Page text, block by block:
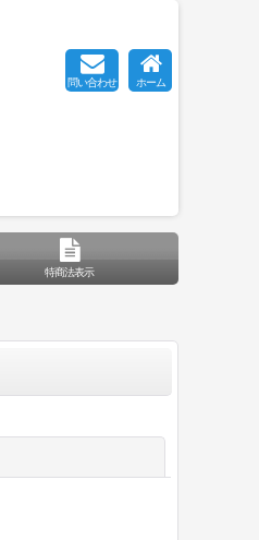
問い合わせ ホーム
特商法表示